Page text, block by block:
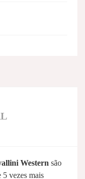
Western são
vezes mais